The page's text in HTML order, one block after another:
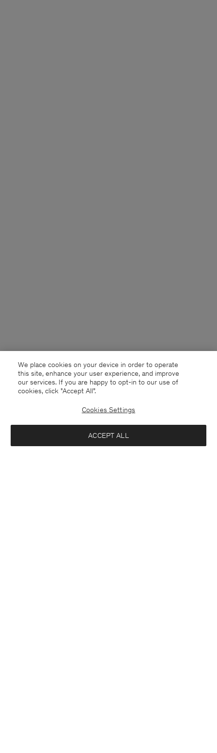
Germany Deutsch
We place cookies on your device in order to operate
this site, enhance your user experience, and improve
our services. If you are happy to opt-in to our use of
cookies, click "Accept All”.
Cookies Settings
ACCEPT ALL